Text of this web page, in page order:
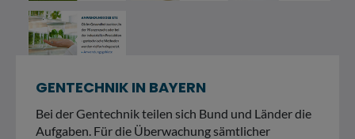
GENTECHNIK IN BAYERN
Bei der Gentechnik teilen sich Bund und Länder die
Aufgaben. Für die Überwachung sämtlicher